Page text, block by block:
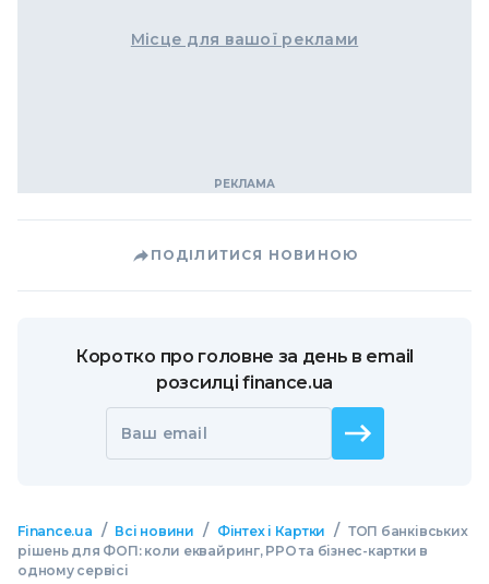
Місце для вашої реклами
ПОДІЛИТИСЯ НОВИНОЮ
Коротко про головне за день в email
розсилці finance.ua
Ваш email
Finance.ua / Всі новини / Фінтех і Картки / ТОП банківських
рішень для ФОП: коли еквайринг, РРО та бізнес-картки в
одному сервісі